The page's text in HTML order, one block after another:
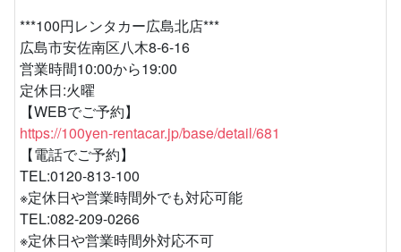
***100円レンタカー広島北店***
広島市安佐南区八木8-6-16
営業時間10:00から19:00
定休日:火曜
【WEBでご予約】
https://100yen-rentacar.jp/base/detail/681
【電話でご予約】
TEL:0120-813-100
※定休日や営業時間外でも対応可能
TEL:082-209-0266
※定休日や営業時間外対応不可